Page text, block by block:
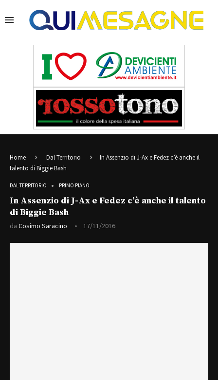
Home Dal Territorio
In Assenzio di J-Ax e Fedez c’è anche il
talento di Biggie Bash
DAL TERRITORIO PRIMO PIANO
In Assenzio di J-Ax e Fedez c’è anche il talento
di Biggie Bash
da Cosimo Saracino 17/11/2016